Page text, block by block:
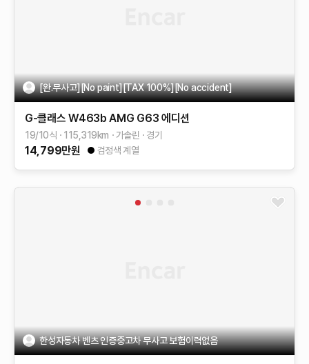
[완.무사고][No paint][TAX 100%][No accident]
G-클래스 W463b AMG G63 에디션
19/10식 115,319km 가솔린 경기
14,799만원 검정색 계열
한성자동차 벤츠 인증중고차 무사고 보험이력없음